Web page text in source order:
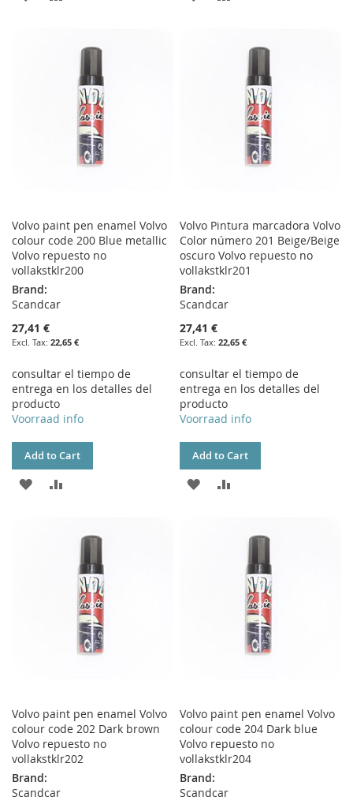
COMPARE
COMPARE
Volvo paint pen enamel Volvo
colour code 200 Blue metallic
Volvo repuesto no
vollakstklr200
Brand:
Scandcar
27,41 €
22,65 €
consultar el tiempo de
entrega en los detalles del
producto
Voorraad info
Add to Cart
ADD
COMPARE
Volvo Pintura marcadora Volvo
Color número 201 Beige/Beige
oscuro Volvo repuesto no
vollakstklr201
Brand:
Scandcar
27,41 €
22,65 €
consultar el tiempo de
entrega en los detalles del
producto
Voorraad info
Add to Cart
ADD
COMPARE
Volvo paint pen enamel Volvo
colour code 202 Dark brown
Volvo repuesto no
vollakstklr202
Brand:
Scandcar
Volvo paint pen enamel Volvo
colour code 204 Dark blue
Volvo repuesto no
vollakstklr204
Brand:
Scandcar